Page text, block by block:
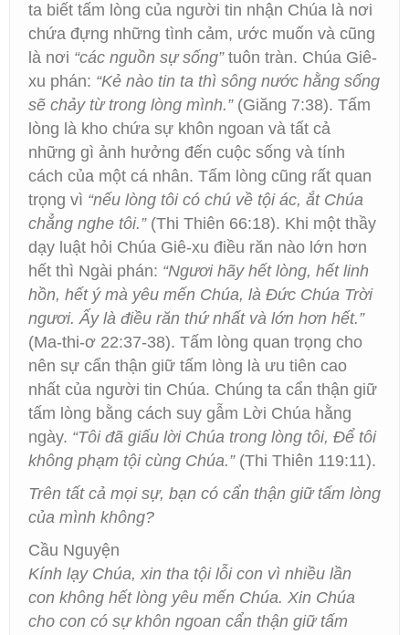
ta biết tấm lòng của người tin nhận Chúa là nơi
chứa đựng những tình cảm, ước muốn và cũng
là nơi “các nguồn sự sống”tuôn tràn. Chúa Giê-
xu phán: “Kẻ nào tin ta thì sông nước hằng sống
sẽ chảy từ trong lòng mình.” (Giăng 7:38). Tấm
lòng là kho chứa sự khôn ngoan và tất cả
những gì ảnh hưởng đến cuộc sống và tính
cách của một cá nhân. Tấm lòng cũng rất quan
trọng vì “nếu lòng tôi có chú về tội ác, ắt Chúa
chẳng nghe tôi.”(Thi Thiên 66:18). Khi một thầy
dạy luật hỏi Chúa Giê-xu điều răn nào lớn hơn
hết thì Ngài phán: “Ngươi hãy hết lòng, hết linh
hồn, hết ý mà yêu mến Chúa, là Đức Chúa Trời
ngươi. Ấy là điều răn thứ nhất và lớn hơn hết.”
(Ma-thi-ơ 22:37-38). Tấm lòng quan trọng cho
nên sự cẩn thận giữ tấm lòng là ưu tiên cao
nhất của người tin Chúa. Chúng ta cẩn thận giữ
tấm lòng bằng cách suy gẫm Lời Chúa hằng
ngày. “Tôi đã giấu lời Chúa trong lòng tôi, Để tôi
không phạm tội cùng Chúa.”(Thi Thiên 119:11).
Trên tất cả mọi sự, bạn có cẩn thận giữ tấm lòng
của mình không?
Cầu Nguyện
Kính lạy Chúa, xin tha tội lỗi con vì nhiều lần
con không hết lòng yêu mến Chúa. Xin Chúa
cho con có sự khôn ngoan cẩn thận giữ tấm